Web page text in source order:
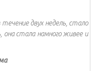
двух недель, стало
она стала намного живее и